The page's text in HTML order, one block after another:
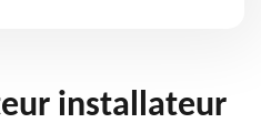
installateur